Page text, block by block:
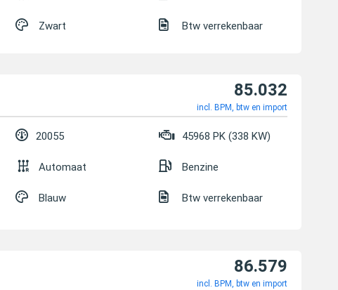
Zwart Btw verrekenbaar
85.032
incl. BPM, btw en import
20055 45968 PK (338 KW)
Automaat Benzine
Blauw Btw verrekenbaar
86.579
incl. BPM, btw en import